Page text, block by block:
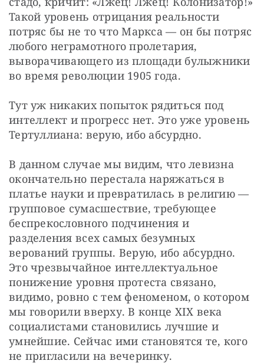
Такой уровень отрицания реальности
потряс бы не то что Маркса — он бы потряс
любого неграмотного пролетария,
выворачивающего из площади булыжники
во время революции 1905 года.
Тут уж никаких попыток рядиться под
интеллект и прогресс нет. Это уже уровень
Тертуллиана: верую, ибо абсурдно.
В данном случае мы видим, что левизна
окончательно перестала наряжаться в
платье науки и превратилась в религию —
групповое сумасшествие, требующее
беспрекословного подчинения и
разделения всех самых безумных
верований группы. Верую, ибо абсурдно.
Это чрезвычайное интеллектуальное
понижение уровня протеста связано,
видимо, ровно с тем феноменом, о котором
мы говорили вверху. В конце XIX века
социалистами становились лучшие и
умнейшие. Сейчас ими становятся те, кого
не пригласили на вечеринку.